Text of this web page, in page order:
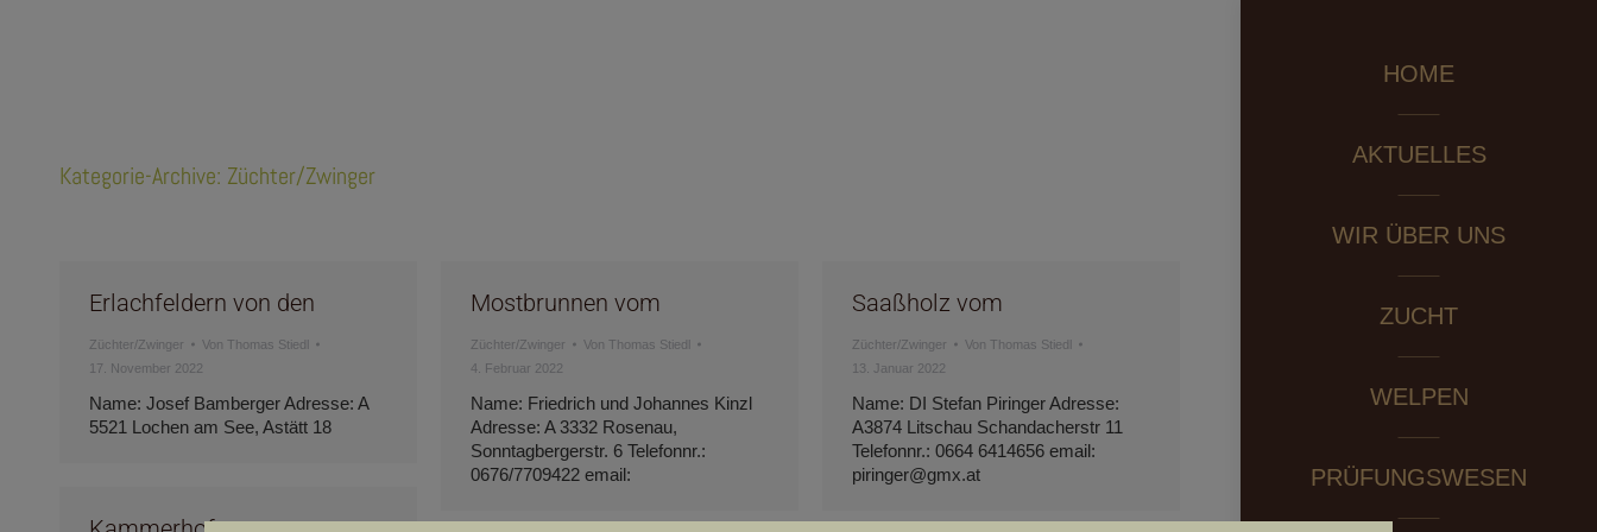
HOME
AKTUELLES
WIR ÜBER UNS
ZUCHT
WELPEN
PRÜFUNGSWESEN
Kategorie-Archive: Züchter/Zwinger
Erlachfeldern von den
Züchter/Zwinger Von Thomas Stiedl
17. November 2022
Name: Josef Bamberger Adresse: A
5521 Lochen am See, Astätt 18
Mostbrunnen vom
Züchter/Zwinger Von Thomas Stiedl
4. Februar 2022
Name: Friedrich und Johannes Kinzl
Adresse: A 3332 Rosenau,
Sonntagbergerstr. 6 Telefonnr.:
0676/7709422 email:
Saaßholz vom
Züchter/Zwinger Von Thomas Stiedl
13. Januar 2022
Name: DI Stefan Piringer Adresse:
A3874 Litschau Schandacherstr 11
Telefonnr.: 0664 6414656 email:
piringer@gmx.at